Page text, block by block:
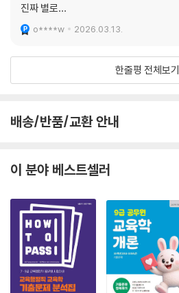
진짜 별로…
o****w 2026.03.13.
한줄평 전체보기
배송/반품/교환 안내
이 분야 베스트셀러